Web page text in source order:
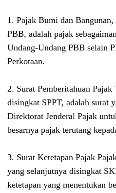
1. Pajak Bumi dan
PBB, adalah pajak
Undang-Undang PBB selain
Perkotaan.
2. Surat Pemberitahuan
disingkat SPPT, adalah surat
Direktorat Jenderal Pajak
besarnya pajak terutang
3. Surat Ketetapan Pajak
yang selanjutnya disingkat
ketetapan yang menentukan